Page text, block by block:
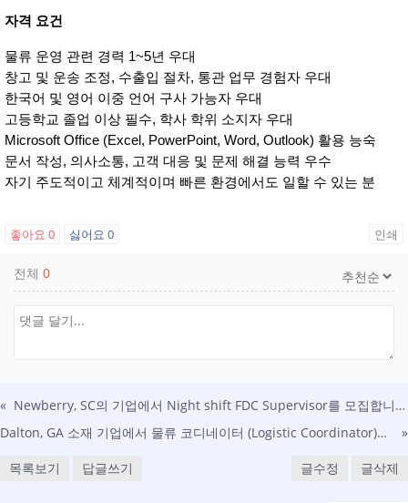
자격 요건
물류 운영 관련 경력 1~5년 우대
창고 및 운송 조정, 수출입 절차, 통관 업무 경험자 우대
한국어 및 영어 이중 언어 구사 가능자 우대
고등학교 졸업 이상 필수, 학사 학위 소지자 우대
Microsoft Office (Excel, PowerPoint, Word, Outlook) 활용 능숙
문서 작성, 의사소통, 고객 대응 및 문제 해결 능력 우수
자기 주도적이고 체계적이며 빠른 환경에서도 일할 수 있는 분
좋아요 0 싫어요 0 인쇄
전체 0
«
Newberry, SC의 기업에서 Night shift FDC Supervisor를 모집합니다. (초보 가능)
Dalton, GA 소재 기업에서 물류 코디네이터 (Logistic Coordinator)를 모집합니다
»
목록보기 답글쓰기 글수정 글삭제